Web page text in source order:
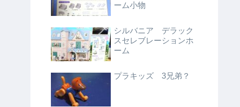
ーム小物
シルバニア デラック
スセレブレーションホ
ーム
プラキッズ 3兄弟？